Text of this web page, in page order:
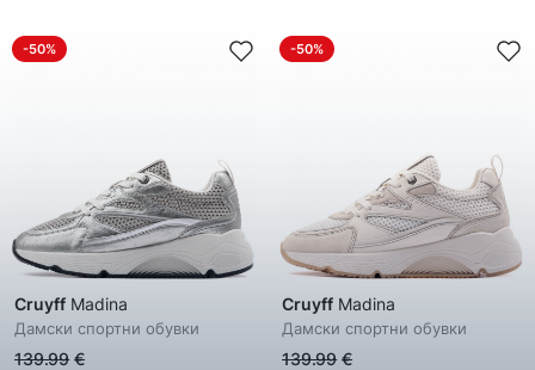
-50%
Cruyff Madina
Дамски спортни обувки
139.99 €
-50%
Cruyff Madina
Дамски спортни обувки
139.99 €